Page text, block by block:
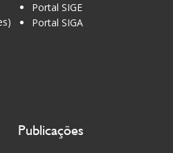
Portal SIGE
Portal SIGA
Publicações